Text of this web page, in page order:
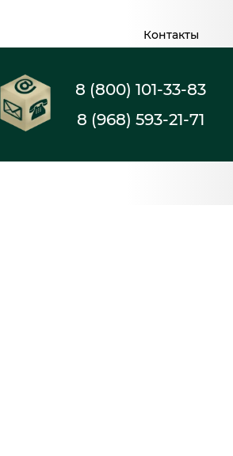
Контакты
8 (800) 101-33-83
8 (968) 593-21-71